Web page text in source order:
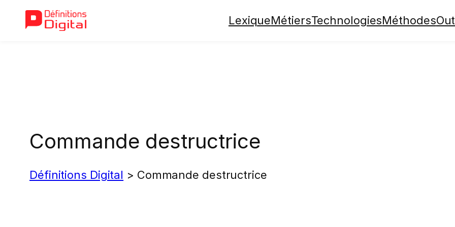
LexiqueMétiersTechnologiesMéthodes
Commande destructrice
Définitions Digital > Commande destructrice